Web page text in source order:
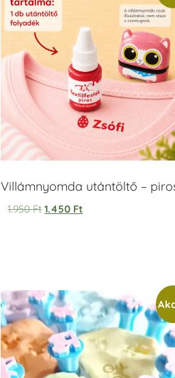
Villámnyomda utántöltő –
1.950Ft 1.450 Ft